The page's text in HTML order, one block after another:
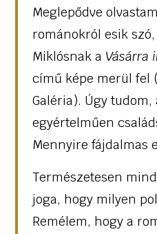
Meglepődve
románokról esik
Miklósnak a Vásárra
című képe merül fel
Galéria). Úgy
egyértelműen
Mennyire fájdalmas
Természetesen
joga, hogy milyen
Remélem, hogy a